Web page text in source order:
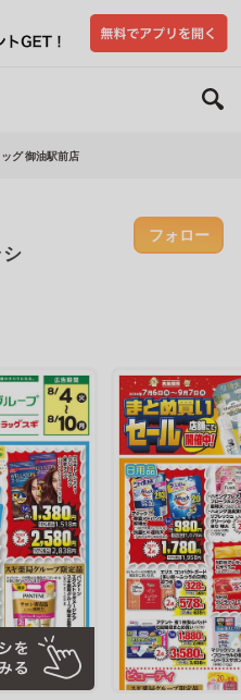
グ 御油駅前店
フォロー